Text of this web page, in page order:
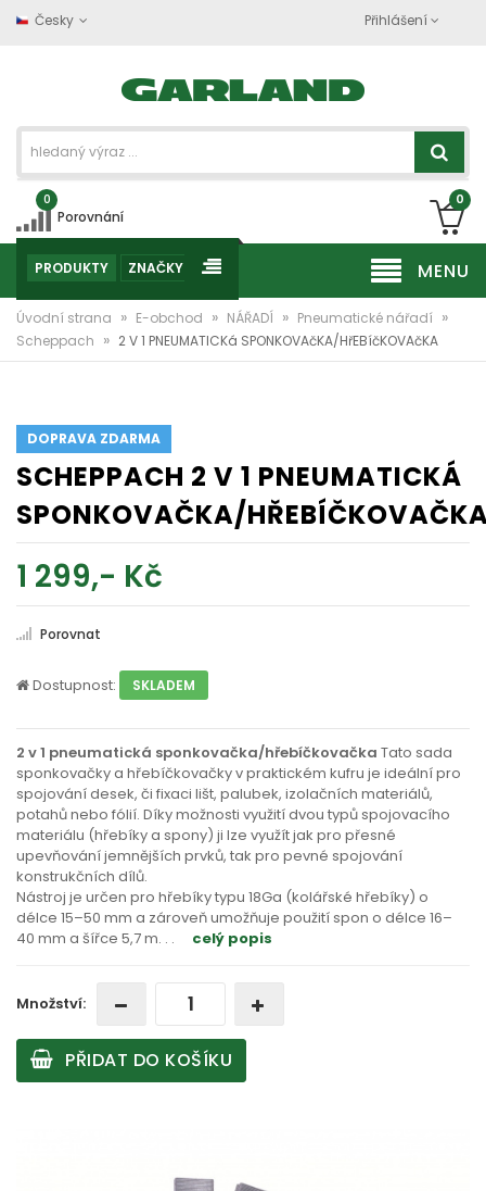
Česky Přihlášení
0
Porovnání
0
MENU
PRODUKTY ZNAČKY
Úvodní strana » E-obchod » NÁŘADÍ » Pneumatické nářadí »
Scheppach » 2 V 1 PNEUMATICKá SPONKOVAčKA/HřEBíčKOVAčKA
DOPRAVA ZDARMA
SCHEPPACH 2 V 1 PNEUMATICKÁ
SPONKOVAČKA/
1 299,- Kč
Porovnat
Dostupnost: SKLADEM
2 v 1 pneumatická sponkovačka/hřebíčkovačka Tato sada
sponkovačky a hřebíčkovačky v praktickém kufru je ideální pro
spojování desek, či fixaci lišt, palubek, izolačních materiálů,
potahů nebo fólií. Díky možnosti využití dvou typů spojovacího
materiálu (hřebíky a spony) ji lze využít jak pro přesné
upevňování jemnějších prvků, tak pro pevné spojování
konstrukčních dílů.
Nástroj je určen pro hřebíky typu 18Ga (kolářské hřebíky) o
délce 15–50 mm a zároveň umožňuje použití spon o délce 16–
40 mm a šířce 5,7 m. . . celý popis
Množství:
PŘIDAT DO KOŠÍKU